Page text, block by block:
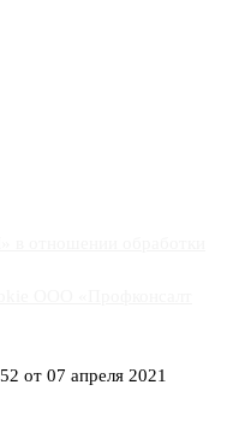
от 07 апреля 2021